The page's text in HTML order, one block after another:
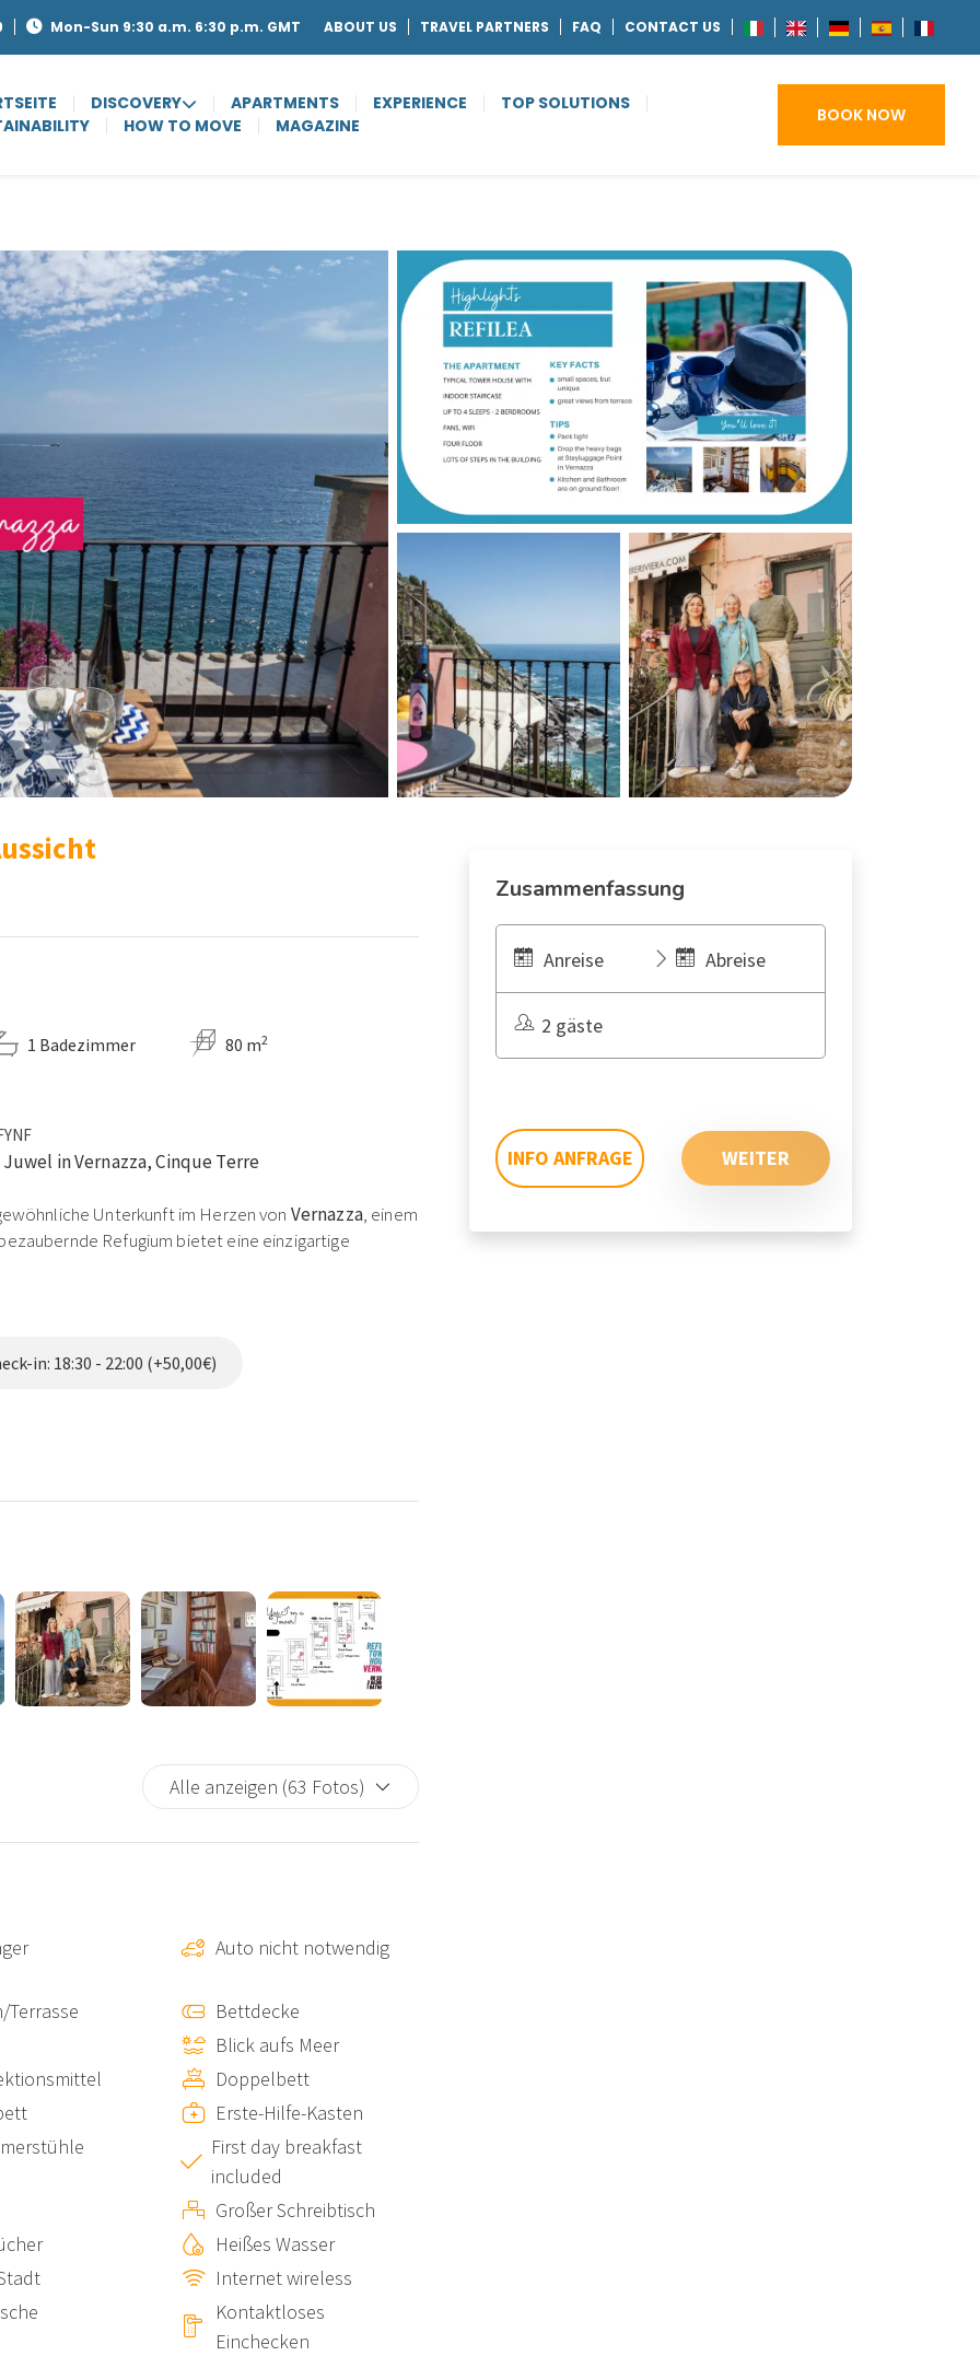
Mon-Sun 9:30 a.m. 6:30 p.m. GMT ABOUT US TRAVEL PARTNERS FAQ CONTACT US
DISCOVERY APARTMENTS EXPERIENCE
TOP SOLUTIONS
HOW TO MOVE MAGAZINE
BOOK NOW
1 Badezimmer 80 m2
in Vernazza, Cinque Terre
Unterkunft im Herzen von Vernazza, einem
Refugium bietet eine einzigartige
Refugium, das Inspiration und Ruhe bietet.
fünf Etagen , typisch für die ikonischen Türme der
auf das kristallklare Meer und das malerische Dorf.
Mikrowelle und Nespresso-Maschine, perfekt
voller Erkundungen.
eingerichtet, garantiert es Komfort und
in dem die Besitzerin die berühmten Romane von
Einzelbett, das in ein Doppelbett umgewandelt
Fenster bieten spektakuläre Ausblicke auf das
in: 18:30 - 22:00 (+50,00€)
Alle anzeigen (63 Fotos)
Auto nicht notwendig
Terrasse
Bettdecke
Blick aufs Meer
Doppelbett
Erste-Hilfe-Kasten
First day breakfast
included
Großer Schreibtisch
Heißes Wasser
Internet wireless
Kontaktloses
Einchecken
Zusammenfassung
Anreise Abreise
2 gäste
INFO ANFRAGE WEITER